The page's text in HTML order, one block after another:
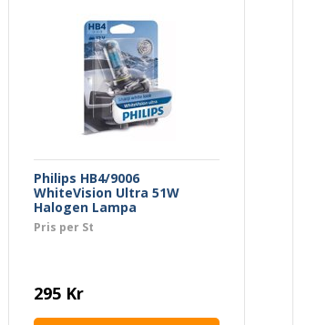
Philips HB4/9006
WhiteVision Ultra 51W
Halogen Lampa
Pris per St
295 Kr